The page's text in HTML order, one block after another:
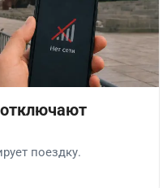
поездку.